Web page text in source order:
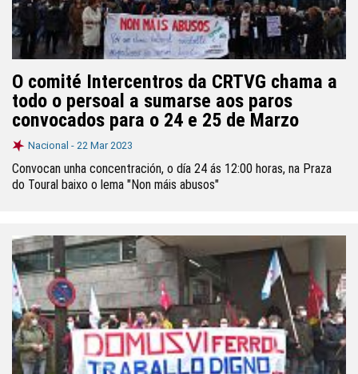
O comité Intercentros da CRTVG chama a
todo o persoal a sumarse aos paros
convocados para o 24 e 25 de Marzo
Nacional - 22 Mar 2023
Convocan unha concentración, o día 24 ás 12:00 horas, na Praza
do Toural baixo o lema "Non máis abusos"